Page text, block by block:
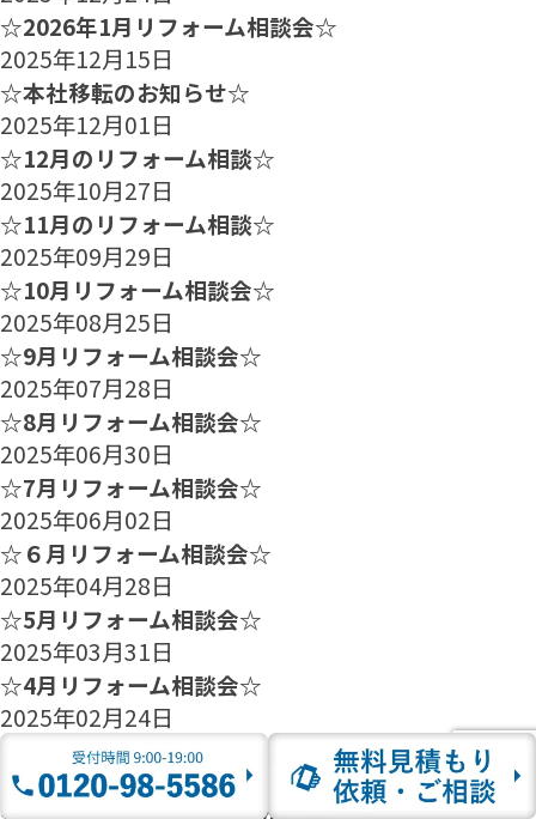
☆2026年1月リフォーム相談会☆
2025年12月15日
☆本社移転のお知らせ☆
2025年12月01日
☆12月のリフォーム相談☆
2025年10月27日
☆11月のリフォーム相談☆
2025年09月29日
☆10月リフォーム相談会☆
2025年08月25日
☆9月リフォーム相談会☆
2025年07月28日
☆8月リフォーム相談会☆
2025年06月30日
☆7月リフォーム相談会☆
2025年06月02日
☆６月リフォーム相談会☆
2025年04月28日
☆5月リフォーム相談会☆
2025年03月31日
☆4月リフォーム相談会☆
2025年02月24日
☆3月リフォーム相談会☆
2025年01月27日